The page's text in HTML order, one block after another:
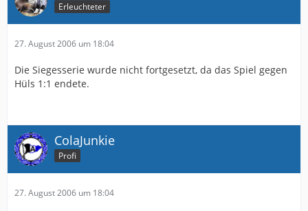
Erleuchteter
27. August 2006 um 18:04
Die Siegesserie wurde nicht fortgesetzt, da das Spiel gegen
Hüls 1:1 endete.
ColaJunkie
Profi
27. August 2006 um 18:04